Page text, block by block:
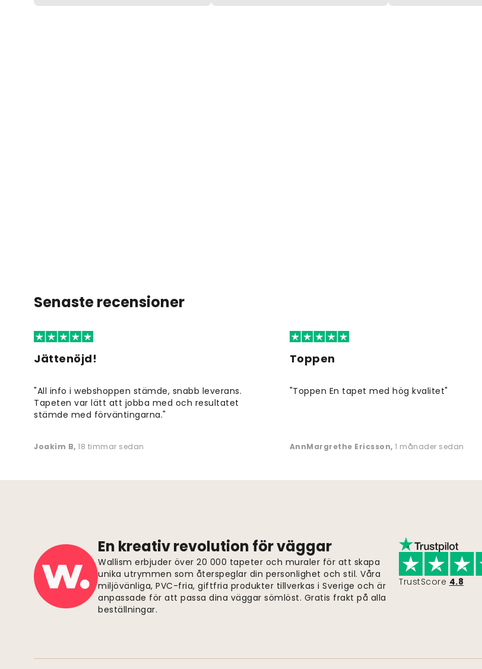
Senaste recensioner
Jättenöjd!
"All info i webshoppen stämde, snabb leverans.
Tapeten var lätt att jobba med och resultatet
stämde med förväntingarna."
Joakim B, 18 timmar sedan
Toppen
"Toppen En tapet med hög kvalitet"
AnnMargrethe Ericsson, 1 månader sedan
En kreativ revolution för väggar
Wallism erbjuder över 20 000 tapeter och muraler för att skapa
unika utrymmen som återspeglar din personlighet och stil. Våra
miljövänliga, PVC-fria, giftfria produkter tillverkas i Sverige och är
anpassade för att passa dina väggar sömlöst. Gratis frakt på alla
beställningar.
TrustScore 4.8